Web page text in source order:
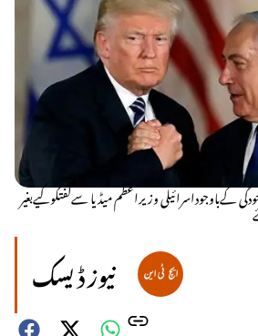
کےباوجوداسرائیلی وزیراعظم میڈیا سےگفتگوکیےبغیر
نیوز ڈیسک